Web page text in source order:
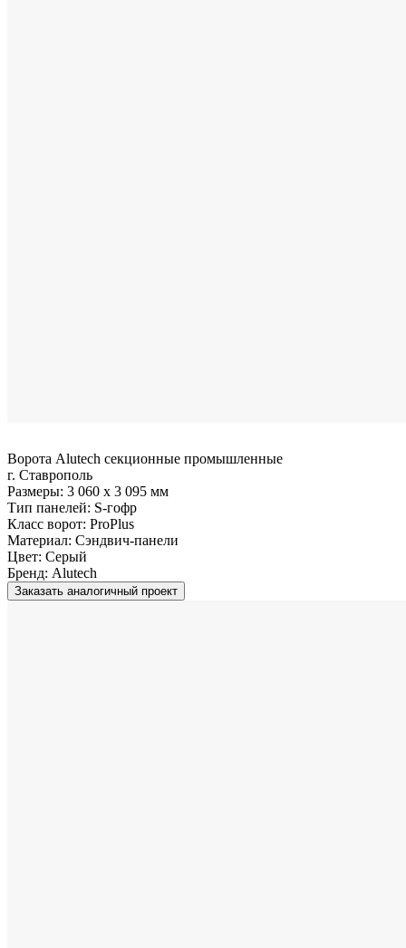
Ворота Alutech секционные промышленные
г. Ставрополь
Размеры: 3 060 x 3 095 мм
Тип панелей: S-гофр
Класс ворот: ProPlus
Материал: Сэндвич-панели
Цвет: Серый
Бренд: Alutech
Заказать аналогичный проект